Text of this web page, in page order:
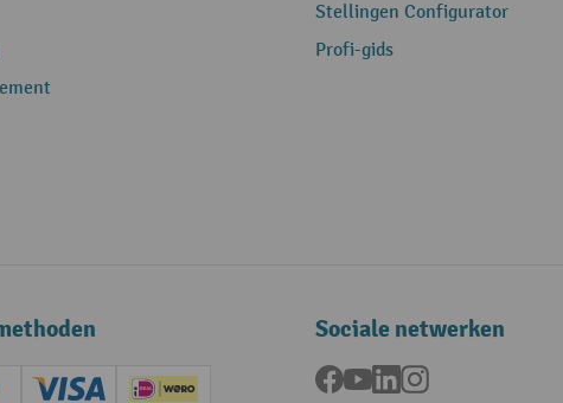
Stellingen Configurator
Profi-gids
Sociale netwerken
Facebook
YouTubeLinkedInInstagram